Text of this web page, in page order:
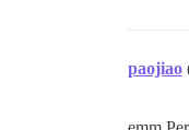
paojiao